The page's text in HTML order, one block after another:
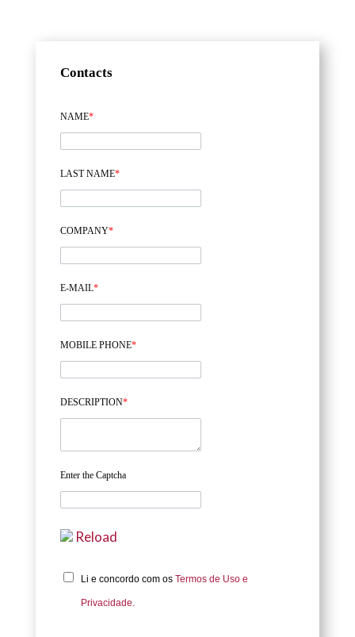
Contacts
NAME*
LAST NAME*
COMPANY*
E-MAIL*
MOBILE PHONE*
DESCRIPTION*
Enter the Captcha
Reload
Li e concordo com os Termos de Uso e
Privacidade.